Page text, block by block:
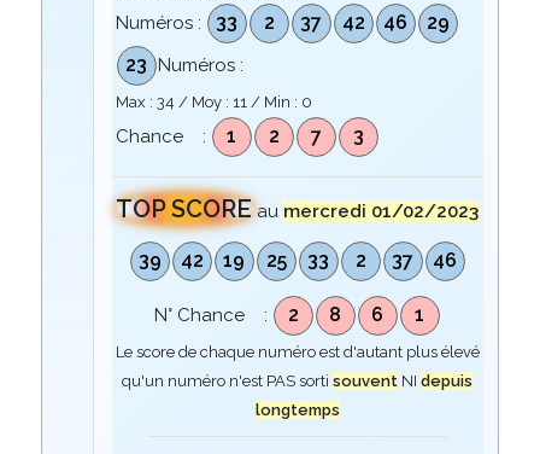
Numéros : 33 2 37 42 46
29
23 Numéros :
Max : 34 / Moy : 11/ Min : 0
Chance : 1 2 7 3
TOP SCORE au mercredi 01/02/2023
39 42 19 25 33 2 37 46
N° Chance : 2 8 6 1
Le score de chaque numéro est d'autant plus élevé
qu'un numéro n'est PAS sortisouvent NIdepuis
longtemps